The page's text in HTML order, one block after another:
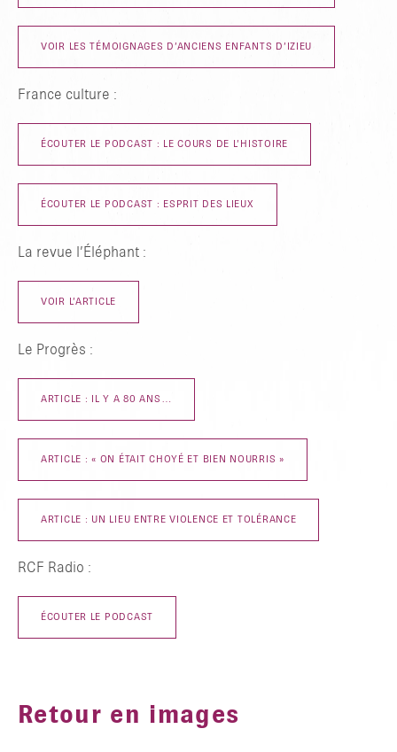
VOIR LES TÉMOIGNAGES D’ANCIENS ENFANTS D’IZIEU
France culture :
ÉCOUTER LE PODCAST : LE COURS DE L’HISTOIRE
ÉCOUTER LE PODCAST : ESPRIT DES LIEUX
La revue l’Éléphant :
VOIR L’ARTICLE
Le Progrès :
ARTICLE : IL Y A 80 ANS…
ARTICLE : « ON ÉTAIT CHOYÉ ET BIEN NOURRIS »
ARTICLE : UN LIEU ENTRE VIOLENCE ET TOLÉRANCE
RCF Radio :
ÉCOUTER LE PODCAST
Retour en images